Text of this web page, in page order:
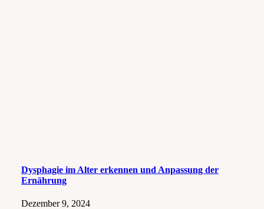
Dysphagie im Alter erkennen und Anpassung der
Ernährung
Dezember 9, 2024